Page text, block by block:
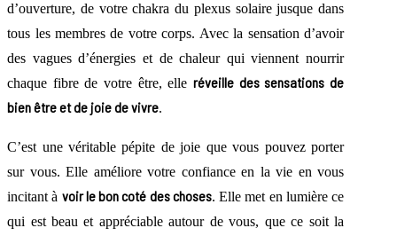
d’ouverture, de votre chakra du plexus solaire jusque dans
tous les membres de votre corps. Avec la sensation d’avoir
des vagues d’énergies et de chaleur qui viennent nourrir
chaque fibre de votre être, elleréveille des sensations de
bien être et de joie de vivre.
C’est une véritable pépite de joie que vous pouvez porter
sur vous. Elle améliore votre confiance en la vie en vous
incitant à voir le bon coté des choses. Elle met en lumière ce
qui est beau et appréciable autour de vous, que ce soit la